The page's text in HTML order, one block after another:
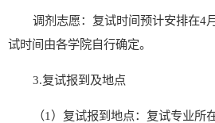
调剂志愿：复试时间预计安排在4月
试时间由各学院自行确定。
3.复试报到及地点
（1 ）复试报到地点：复试专业所